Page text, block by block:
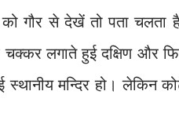
गौर से देखें तो पता चलता
लगाते हुई दक्षिण और
मन्दिर हो। लेकिन